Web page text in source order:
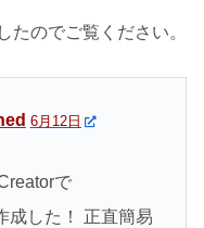
たのでご覧ください。
6月12日
で
成した！ 正直簡易